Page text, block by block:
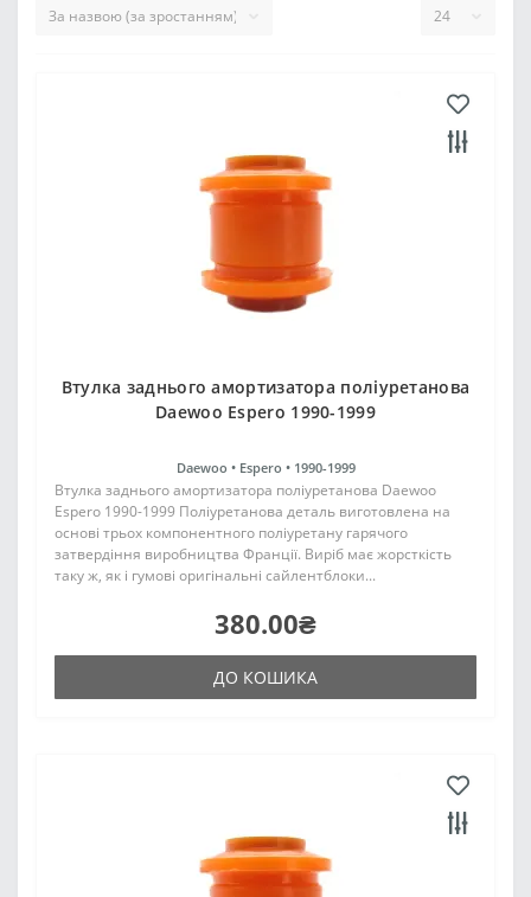
Втулка заднього амортизатора поліуретанова
Daewoo Espero 1990-1999
Daewoo • Espero • 1990-1999
Втулка заднього амортизатора поліуретанова Daewoo
Espero 1990-1999 Поліуретанова деталь виготовлена на
основі трьох компонентного поліуретану гарячого
затвердіння виробництва Франції. Виріб має жорсткість
таку ж, як і гумові оригінальні сайлентблоки...
380.00₴
ДО КОШИКА